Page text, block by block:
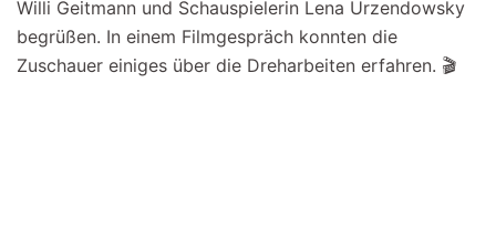
Willi Geitmann und Schauspielerin Lena Urzendowsky
begrüßen. In einem Filmgespräch konnten die
Zuschauer einiges über die Dreharbeiten erfahren. 🎬